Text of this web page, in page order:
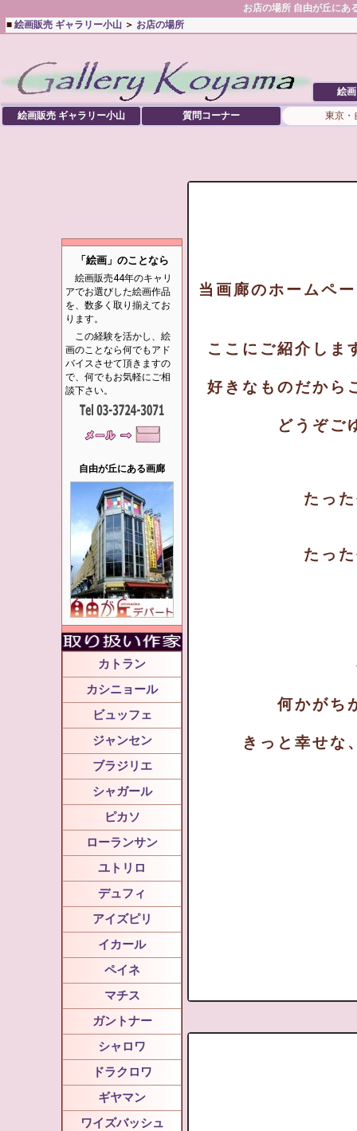
お店の場所 自由が丘にあ
■ 絵画販売 ギャラリー小山 ＞ お店の場所
絵
絵画販売 ギャラリー小山 質問コーナー 東京
「絵画」のことなら
絵画販売44年のキャリ
アでお選びした絵画作品
を、数多く取り揃えてお
ります。
この経験を活かし、絵
画のことなら何でもアド
バイスさせて頂きますの
で、何でもお気軽にご相
談下さい。
自由が丘にある画廊
カトラン
カシニョール
ビュッフェ
ジャンセン
ブラジリエ
シャガール
ピカソ
ローランサン
ユトリロ
デュフィ
アイズピリ
イカール
ペイネ
マチス
ガントナー
シャロワ
ドラクロワ
ギヤマン
ワイズバッシュ
当画廊のホームペ
ここにご紹介しま
好きなものだから
どうぞご
たっ
たっ
何かがち
きっと幸せな